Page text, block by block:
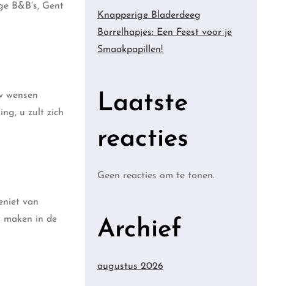
B&B’s, Gent
wensen
u zult zich
van
maken in de
Knapperige Bladerdeeg
Borrelhapjes: Een Feest voor je
Smaakpapillen!
Laatste
reacties
Geen reacties om te tonen.
Archief
augustus 2026